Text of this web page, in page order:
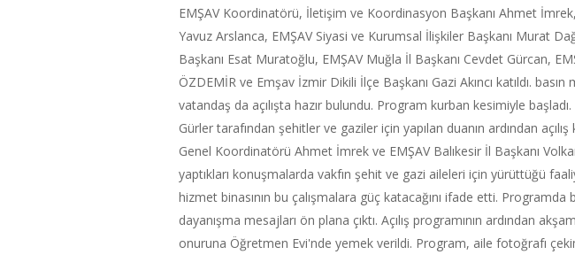
EMŞAV Koordinatörü, İletişim ve Koordinasyon Başkanı Ahmet
Yavuz Arslanca, EMŞAV Siyasi ve Kurumsal İlişkiler Başkanı Murat
Başkanı Esat Muratoğlu, EMŞAV Muğla İl Başkanı Cevdet Gürcan,
ÖZDEMİR ve Emşav İzmir Dikili İlçe Başkanı Gazi Akıncı katıldı. basın
vatandaş da açılışta hazır bulundu. Program kurban kesimiyle
Gürler tarafından şehitler ve gaziler için yapılan duanın ardından
Genel Koordinatörü Ahmet İmrek ve EMŞAV Balıkesir İl Başkanı
yaptıkları konuşmalarda vakfın şehit ve gazi aileleri için yürüttüğü
hizmet binasının bu çalışmalara güç katacağını ifade etti. Programda
dayanışma mesajları ön plana çıktı. Açılış programının ardından
onuruna Öğretmen Evi'nde yemek verildi. Program, aile fotoğrafı